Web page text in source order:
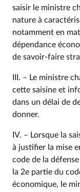
saisir le ministre
nature à
notamment en
dépendance
de savoir-faire
III. – Le ministre
cette saisine et
dans un délai de
donner.
IV. – Lorsque la
à justifier la mise
code de la
la 2e partie du
économique, le